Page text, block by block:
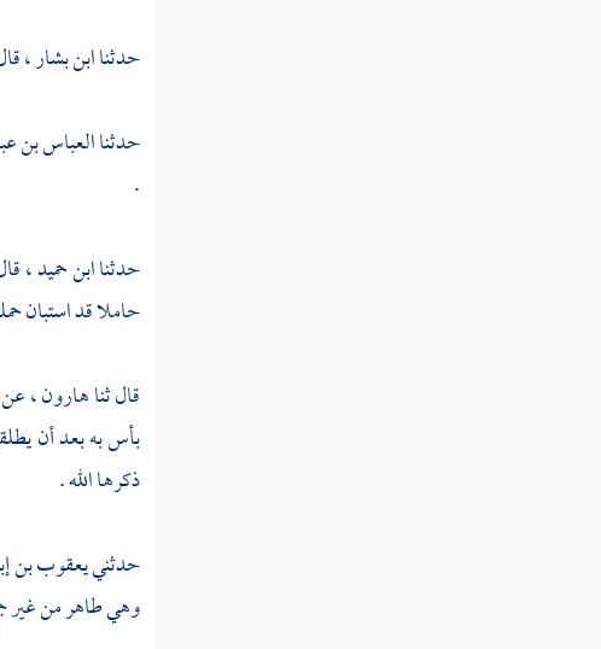
حدثناابن بشار ،
حدثناالعباس بن
.
حدثناابن حميد ،
حاملا قد استبان
قال ثناهارون ،عن
بأس به بعد أن
ذكرها الله .
حدثنييعقوب بن
وهي طاهر من غير